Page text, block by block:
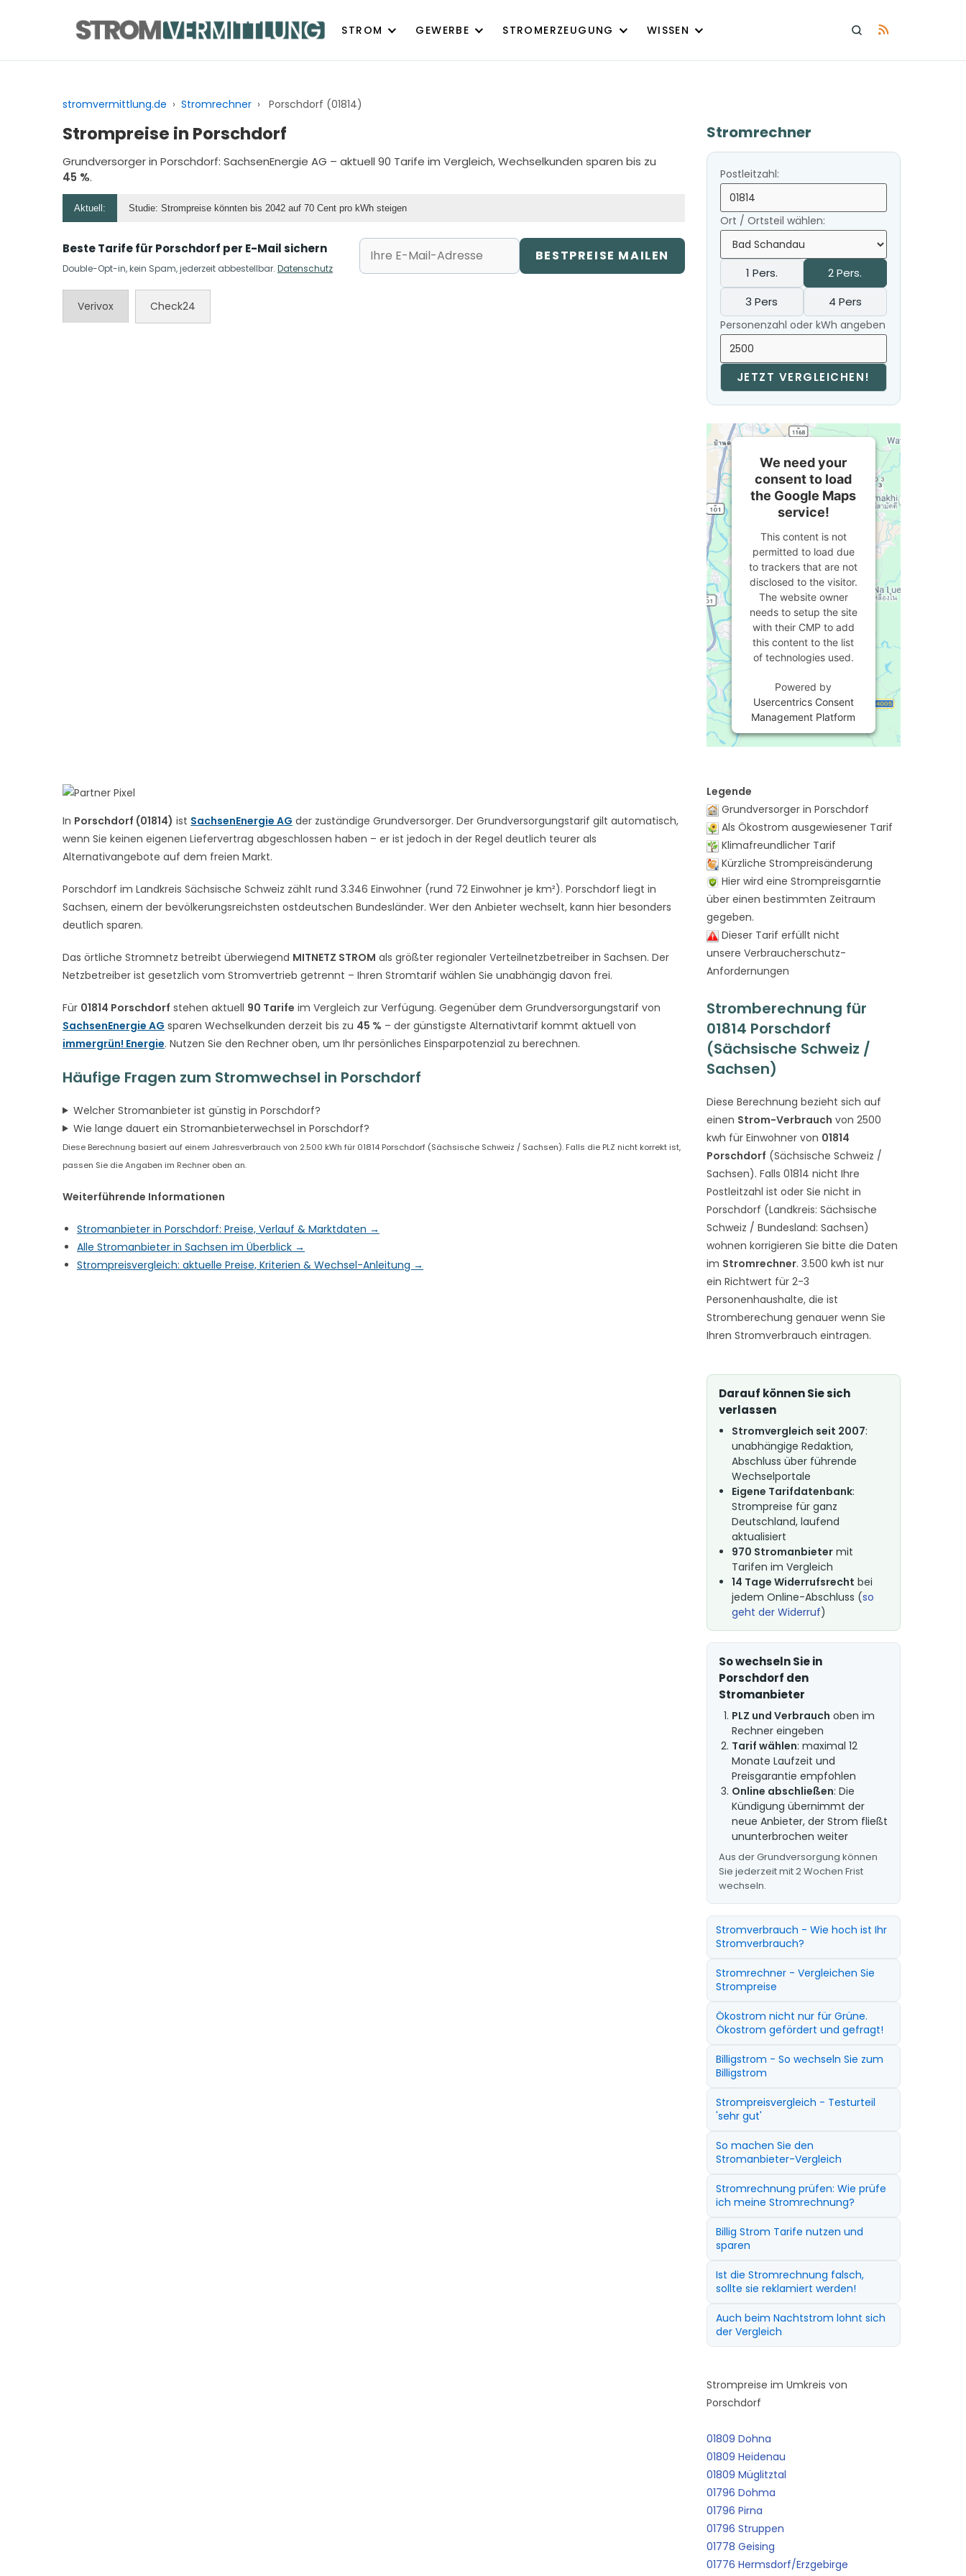
STROM GEWERBE STROMERZEUGUNG WISSEN
stromvermittlung.de › Stromrechner › Porschdorf (01814)
Strompreise in Porschdorf
Grundversorger in Porschdorf: SachsenEnergie AG – aktuell 90 Tarife im Vergleich, Wechselkunden sparen bis zu
45 %.
In Porschdorf (01814) ist SachsenEnergie AG der zuständige Grundversorger. Der Grundversorgungstarif gilt automatisch,
wenn Sie keinen eigenen Liefervertrag abgeschlossen haben – er ist jedoch in der Regel deutlich teurer als
Alternativangebote auf dem freien Markt.
Porschdorf im Landkreis Sächsische Schweiz zählt rund 3.346 Einwohner (rund 72 Einwohner je km²). Porschdorf liegt in
Sachsen, einem der bevölkerungsreichsten ostdeutschen Bundesländer. Wer den Anbieter wechselt, kann hier besonders
deutlich sparen.
Das örtliche Stromnetz betreibt überwiegend MITNETZ STROM als größter regionaler Verteilnetzbetreiber in Sachsen. Der
Netzbetreiber ist gesetzlich vom Stromvertrieb getrennt – Ihren Stromtarif wählen Sie unabhängig davon frei.
Für 01814 Porschdorf stehen aktuell 90 Tarife im Vergleich zur Verfügung. Gegenüber dem Grundversorgungstarif von
SachsenEnergie AG sparen Wechselkunden derzeit bis zu 45 % – der günstigste Alternativtarif kommt aktuell von
immergrün! Energie. Nutzen Sie den Rechner oben, um Ihr persönliches Einsparpotenzial zu berechnen.
Häufige Fragen zum Stromwechsel in Porschdorf
Welcher Stromanbieter ist günstig in Porschdorf?
Wie lange dauert ein Stromanbieterwechsel in Porschdorf?
Diese Berechnung basiert auf einem Jahresverbrauch von 2.500 kWh für 01814 Porschdorf (Sächsische Schweiz / Sachsen). Falls die PLZ nicht korrekt ist,
passen Sie die Angaben im Rechner oben an.
Weiterführende Informationen
Stromanbieter in Porschdorf: Preise, Verlauf & Marktdaten →
Alle Stromanbieter in Sachsen im Überblick →
Strompreisvergleich: aktuelle Preise, Kriterien & Wechsel-Anleitung →
Aktuell: Studie: Strompreise könnten bis 2042 auf 70 Cent pro kWh steigen
Beste Tarife für Porschdorf per E-Mail sichern
Double-Opt-in, kein Spam, jederzeit abbestellbar. Datenschutz
BESTPREISE MAILEN
Verivox Check24
Stromrechner
Postleitzahl:
Ort / Ortsteil wählen:
1 Pers.
2 Pers.
3 Pers
4 Pers
Personenzahl oder kWh angeben
JETZT VERGLEICHEN!
We need your
consent to load
the Google Maps
service!
This content is not
permitted to load due
to trackers that are not
disclosed to the visitor.
The website owner
needs to setup the site
with their CMP to add
this content to the list
of technologies used.
Powered by
Usercentrics Consent
Management Platform
Legende
Grundversorger in Porschdorf
Als Ökostrom ausgewiesener Tarif
Klimafreundlicher Tarif
Kürzliche Strompreisänderung
Hier wird eine Strompreisgarntie
über einen bestimmten Zeitraum
gegeben.
Dieser Tarif erfüllt nicht
unsere Verbraucherschutz-
Anfordernungen
Stromberechnung für
01814 Porschdorf
(Sächsische Schweiz /
Sachsen)
Diese Berechnung bezieht sich auf
einen Strom-Verbrauch von 2500
kwh für Einwohner von 01814
Porschdorf (Sächsische Schweiz /
Sachsen). Falls 01814 nicht Ihre
Postleitzahl ist oder Sie nicht in
Porschdorf (Landkreis: Sächsische
Schweiz / Bundesland: Sachsen)
wohnen korrigieren Sie bitte die Daten
im Stromrechner. 3.500 kwh ist nur
ein Richtwert für 2-3
Personenhaushalte, die ist
Stromberechung genauer wenn Sie
Ihren Stromverbrauch eintragen.
Darauf können Sie sich
verlassen
Stromvergleich seit 2007:
unabhängige Redaktion,
Abschluss über führende
Wechselportale
Eigene Tarifdatenbank:
Strompreise für ganz
Deutschland, laufend
aktualisiert
970 Stromanbietermit
Tarifen im Vergleich
14 Tage Widerrufsrecht bei
jedem Online-Abschluss (so
geht der Widerruf)
So wechseln Sie in
Porschdorf den
Stromanbieter
PLZ und Verbrauch oben im
Rechner eingeben
Tarif wählen: maximal 12
Monate Laufzeit und
Preisgarantie empfohlen
Online abschließen: Die
Kündigung übernimmt der
neue Anbieter, der Strom fließt
ununterbrochen weiter
Aus der Grundversorgung können
Sie jederzeit mit 2 Wochen Frist
wechseln.
Stromverbrauch - Wie hoch ist Ihr
Stromverbrauch?
Stromrechner - Vergleichen Sie
Strompreise
Ökostrom nicht nur für Grüne.
Ökostrom gefördert und gefragt!
Billigstrom - So wechseln Sie zum
Billigstrom
Strompreisvergleich - Testurteil
'sehr gut'
So machen Sie den
Stromanbieter-Vergleich
Stromrechnung prüfen: Wie prüfe
ich meine Stromrechnung?
Billig Strom Tarife nutzen und
sparen
Ist die Stromrechnung falsch,
sollte sie reklamiert werden!
Auch beim Nachtstrom lohnt sich
der Vergleich
Strompreise im Umkreis von
Porschdorf
01809 Dohna
01809 Heidenau
01809 Müglitztal
01796 Dohma
01796 Pirna
01796 Struppen
01778 Geising
01776 Hermsdorf/Erzgebirge